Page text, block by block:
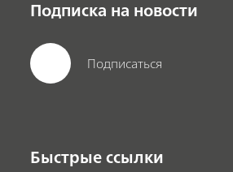
Подписка на новости
Подписаться
Быстрые ссылки